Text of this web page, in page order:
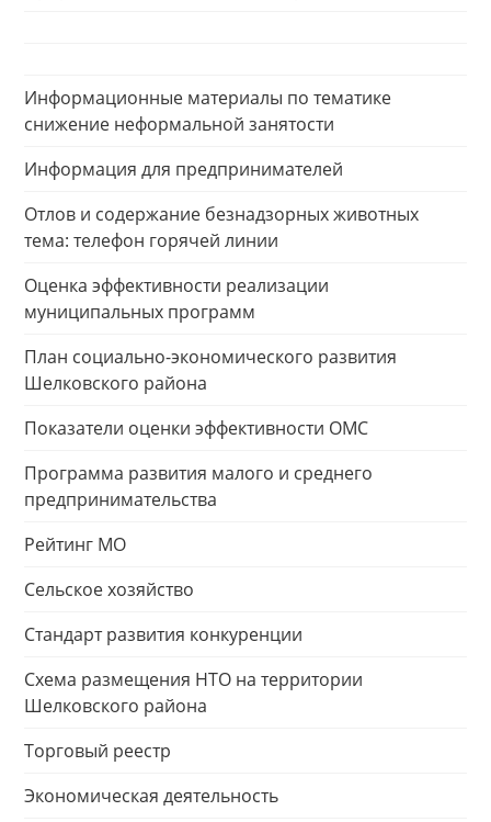
Информационные материалы по тематике
снижение неформальной занятости
Информация для предпринимателей
Отлов и содержание безнадзорных животных
тема: телефон горячей линии
Оценка эффективности реализации
муниципальных программ
План социально-экономического развития
Шелковского района
Показатели оценки эффективности ОМС
Программа развития малого и среднего
предпринимательства
Рейтинг МО
Сельское хозяйство
Стандарт развития конкуренции
Схема размещения НТО на территории
Шелковского района
Торговый реестр
Экономическая деятельность